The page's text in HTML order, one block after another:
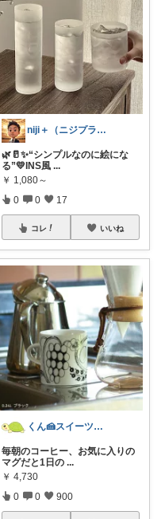
niji＋（ニジプラス）感謝しています
🌿🥛✨“シンプルなのに絵にな
る”💛INS風 ...
￥ 1,080～
0 0 17
コレ いいね
くん🍰スイーツ＆暮らし
毎朝のコーヒー、お気に入りの
マグだと1日の ...
￥ 4,730
0 0 900